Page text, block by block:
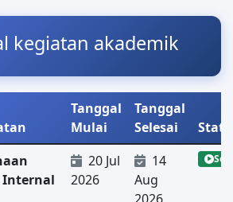
kegiatan akademik
Tanggal
Mulai
Tanggal
Selesai
20 Jul
2026
14
Aug